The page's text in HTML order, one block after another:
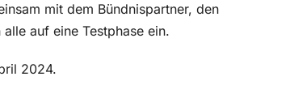
mit dem Bündnispartner, den
auf eine Testphase ein.
2024.